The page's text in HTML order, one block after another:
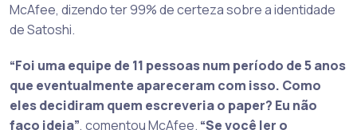
McAfee, dizendo ter 99% de certeza sobre a identidade
de Satoshi.
“Foi uma equipe de 11 pessoas num período de 5 anos
que eventualmente apareceram com isso. Como
eles decidiram quem escreveria o paper? Eu não
faço ideia”, comentou McAfee. “Se você ler o